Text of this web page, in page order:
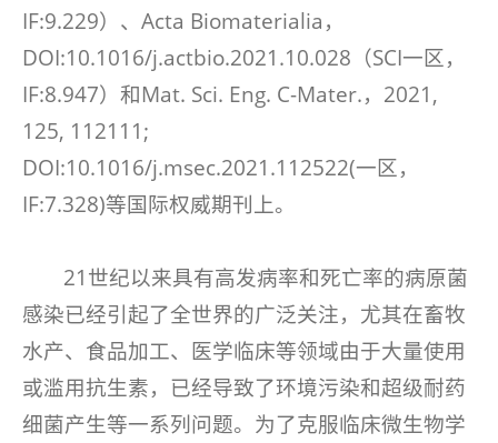
IF:9.229）、Acta Biomaterialia，
DOI:10.1016/j.actbio.2021.10.028（SCI一区，
IF:8.947）和Mat. Sci. Eng. C-Mater.，2021,
125, 112111;
DOI:10.1016/j.msec.2021.112522(一区，
IF:7.328)等国际权威期刊上。
21世纪以来具有高发病率和死亡率的病原菌
感染已经引起了全世界的广泛关注，尤其在畜牧
水产、食品加工、医学临床等领域由于大量使用
或滥用抗生素，已经导致了环境污染和超级耐药
细菌产生等一系列问题。为了克服临床微生物学